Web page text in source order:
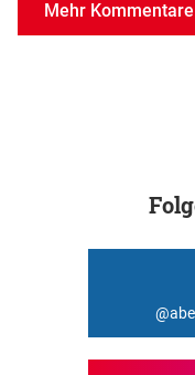
Mehr